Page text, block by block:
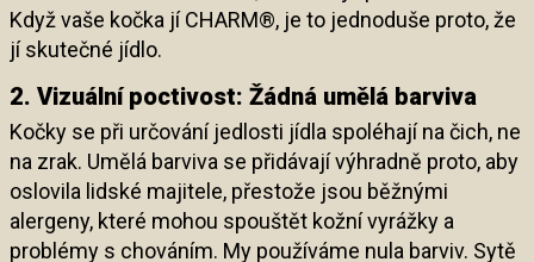
Když vaše kočka jí CHARM®, je to jednoduše proto, že
jí skutečné jídlo.
2. Vizuální poctivost: Žádná umělá barviva
Kočky se při určování jedlosti jídla spoléhají na čich, ne
na zrak. Umělá barviva se přidávají výhradně proto, aby
oslovila lidské majitele, přestože jsou běžnými
alergeny, které mohou spouštět kožní vyrážky a
problémy s chováním. My používáme nula barviv. Sytě